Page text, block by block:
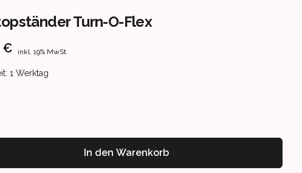
Turn-O-Flex
information
€ inkl. 19% MwSt.
delivery information
1 Werktag
In den Warenkorb